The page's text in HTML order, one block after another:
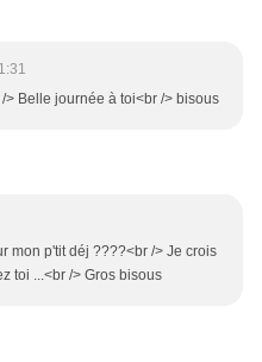
> Belle journée à toi<br /> bisous
mon p'tit déj ????<br /> Je crois
toi ...<br /> Gros bisous